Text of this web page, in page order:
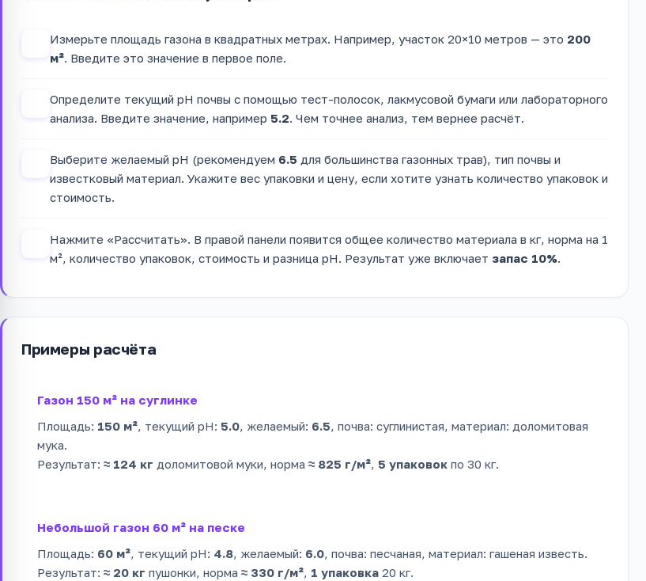
Измерьте площадь газона в квадратных метрах. Например, участок 20×10 метров — это 200
м². Введите это значение в первое поле.
Определите текущий pH почвы с помощью тест-полосок, лакмусовой бумаги или лабораторного
анализа. Введите значение, например 5.2. Чем точнее анализ, тем вернее расчёт.
Выберите желаемый pH (рекомендуем 6.5 для большинства газонных трав), тип почвы и
известковый материал. Укажите вес упаковки и цену, если хотите узнать количество упаковок и
стоимость.
Нажмите «Рассчитать». В правой панели появится общее количество материала в кг, норма на 1
м², количество упаковок, стоимость и разница pH. Результат уже включает запас 10%
Примеры расчёта
Газон 150 м² на суглинке
Площадь: 150 м², текущий pH: 5.0, желаемый: 6.5, почва: суглинистая, материал: доломитовая
мука.
Результат: ≈ 124 кг доломитовой муки, норма ≈ 825 г/м², 5 упаковок по 30 кг.
Небольшой газон 60 м² на песке
Площадь: 60 м², текущий pH: 4.8, желаемый: 6.0, почва: песчаная, материал: гашеная известь.
Результат: ≈ 20 кг пушонки, норма ≈ 330 г/м², 1 упаковка 20 кг.